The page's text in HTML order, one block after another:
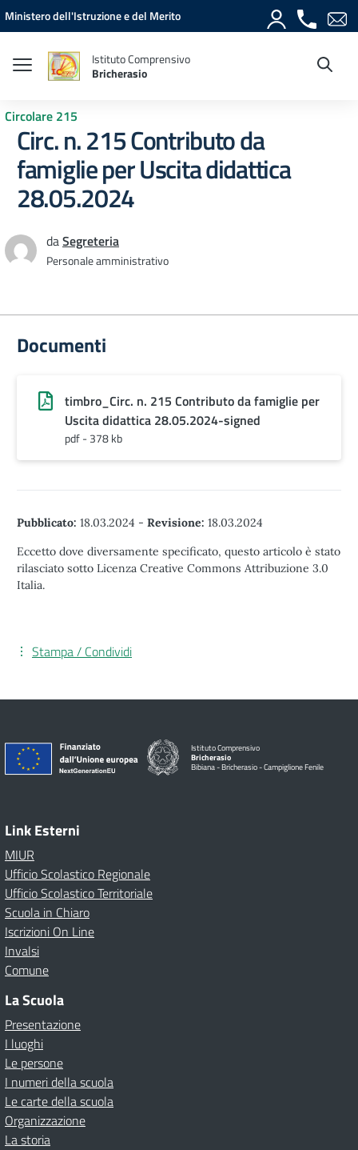
Vai ai contenuti
Vai al menu di navigazione
Vai al footer
Ministero dell'Istruzione e del Merito
Istituto Comprensivo
Bricherasio
Circolare 215
Circ. n. 215 Contributo da
famiglie per Uscita didattica
28.05.2024
daSegreteria
Personale amministrativo
Documenti
timbro_Circ. n. 215 Contributo da famiglie per
Uscita didattica 28.05.2024-signed
pdf - 378 kb
Pubblicato: 18.03.2024 - Revisione: 18.03.2024
Eccetto dove diversamente specificato, questo articolo è stato
rilasciato sotto Licenza Creative Commons Attribuzione 3.0
Italia.
Stampa / Condividi
Istituto Comprensivo
Bricherasio
Bibiana - Bricherasio - Campiglione Fenile
Link Esterni
MIUR
Ufficio Scolastico Regionale
Ufficio Scolastico Territoriale
Scuola in Chiaro
Iscrizioni On Line
Invalsi
Comune
La Scuola
Presentazione
I luoghi
Le persone
I numeri della scuola
Le carte della scuola
Organizzazione
La storia